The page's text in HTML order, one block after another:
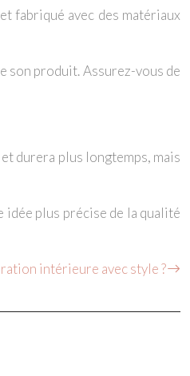
fabriqué avec des matériaux
son produit. Assurez-vous de
durera plus longtemps, mais
plus précise de la qualité
intérieure avec style ?